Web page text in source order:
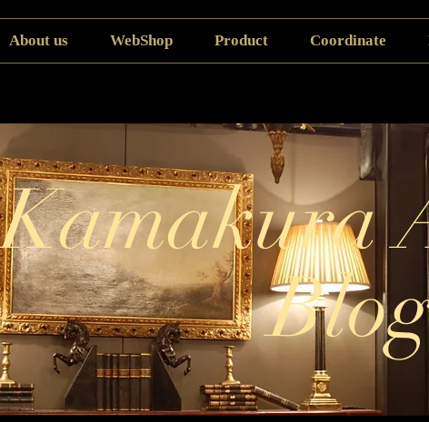
About us WebShop Product Coordinate
Kamakura